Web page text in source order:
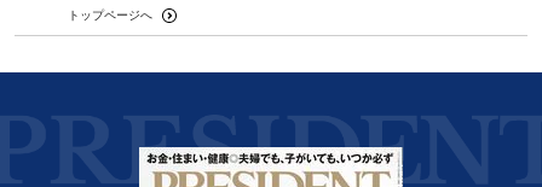
トップページへ